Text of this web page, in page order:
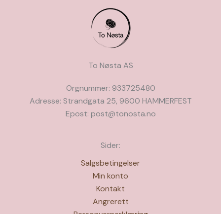
velges
To Nøsta AS
Orgnummer: 933725480
Adresse: Strandgata 25, 9600 HAMMERFEST
Epost: post@tonosta.no
Sider:
Salgsbetingelser
Min konto
Kontakt
Angrerett